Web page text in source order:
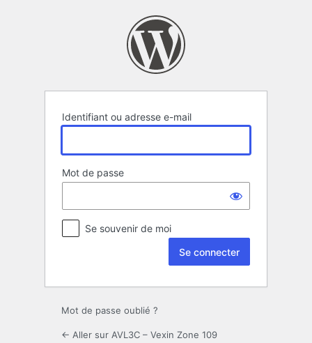
Identifiant ou adresse e-mail
Mot de passe
Se souvenir de moi
Mot de passe oublié ?
← Aller sur AVL3C – Vexin Zone 109